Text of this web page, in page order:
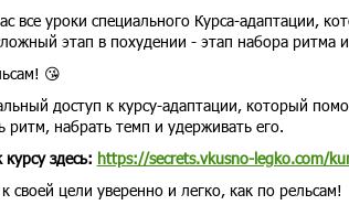
все уроки специального Курса-адаптации,
этап в похудении - этап набора ритма
😘
доступ к курсу-адаптации, который
набрать темп и удерживать его.
здесь: https://secrets.vkusno-legko.com/
своей цели уверенно и легко, как по рельсам!